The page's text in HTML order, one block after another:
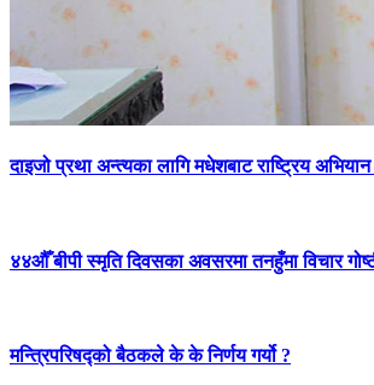
दाइजो प्रथा अन्त्यका लागि मधेशबाट राष्ट्रिय
४४औँ बीपी स्मृति दिवसका अवसरमा तनहुँमा विचार
मन्त्रिपरिषद्को बैठकले के के निर्णय गर्यो ?